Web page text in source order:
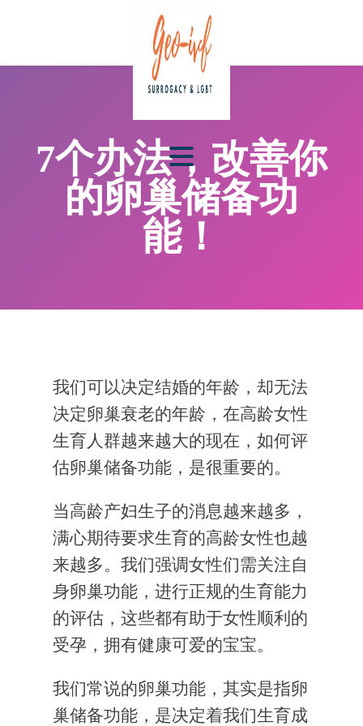
7个办法，改善你
的卵巢储备功
能！
我们可以决定结婚的年龄，却无法
决定卵巢衰老的年龄，在高龄女性
生育人群越来越大的现在，如何评
估卵巢储备功能，是很重要的。
当高龄产妇生子的消息越来越多，
满心期待要求生育的高龄女性也越
来越多。我们强调女性们需关注自
身卵巢功能，进行正规的生育能力
的评估，这些都有助于女性顺利的
受孕，拥有健康可爱的宝宝。
我们常说的卵巢功能，其实是指卵
巢储备功能，是决定着我们生育成